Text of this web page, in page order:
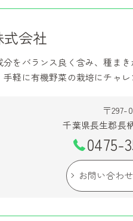
会社
をバランス良く含み、種ま
軽に有機野菜の栽培にチャレ
〒297-
千葉県長生郡長
0475-
お問い合わ